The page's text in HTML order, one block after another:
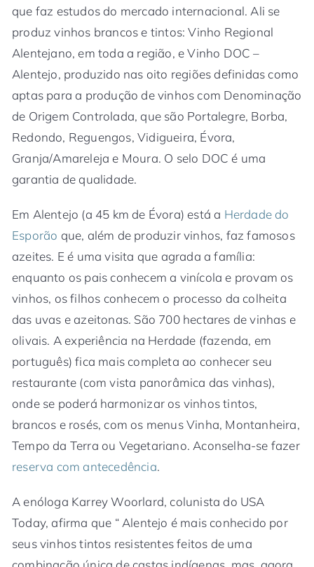
que faz estudos do mercado internacional. Ali se
produz vinhos brancos e tintos: Vinho Regional
Alentejano, em toda a região, e Vinho DOC –
Alentejo, produzido nas oito regiões definidas como
aptas para a produção de vinhos com Denominação
de Origem Controlada, que são Portalegre, Borba,
Redondo, Reguengos, Vidigueira, Évora,
Granja/Amareleja e Moura. O selo DOC é uma
garantia de qualidade.
Em Alentejo (a 45 km de Évora) está a Herdade do
Esporão que, além de produzir vinhos, faz famosos
azeites. E é uma visita que agrada a família:
enquanto os pais conhecem a vinícola e provam os
vinhos, os filhos conhecem o processo da colheita
das uvas e azeitonas. São 700 hectares de vinhas e
olivais. A experiência na Herdade (fazenda, em
português) fica mais completa ao conhecer seu
restaurante (com vista panorâmica das vinhas),
onde se poderá harmonizar os vinhos tintos,
brancos e rosés, com os menus Vinha, Montanheira,
Tempo da Terra ou Vegetariano. Aconselha-se fazer
reserva com antecedência.
A enóloga Karrey Woorlard, colunista do USA
Today, afirma que “ Alentejo é mais conhecido por
seus vinhos tintos resistentes feitos de uma